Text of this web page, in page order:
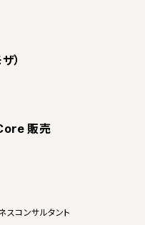
）
販売
スコンサルタント